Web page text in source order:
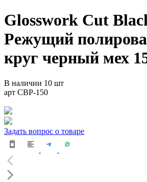
Glosswork Cut
Режущий
круг черный мех
В наличии 10 шт
арт CBP-150
Задать вопрос о товаре